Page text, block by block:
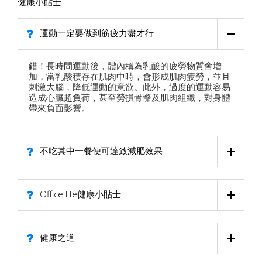
運動一定要做到筋疲力盡才行
錯！長時間運動後，體內稱為乳酸的疲勞物質會增
加，當乳酸積存在肌肉中時，會形成肌肉疲勞，並且
刺激大腦，降低運動的意欲。此外，過度的運動容易
造成心臟超負荷，甚至勞損骨骼及肌肉組織，對身體
帶來負面影響。
不吃其中一餐便可達致減肥效果
Office life健康小貼士
健康之道